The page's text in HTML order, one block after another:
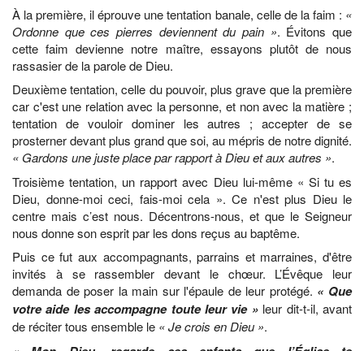
À la première, il éprouve une tentation banale, celle de la faim : «
Ordonne que ces pierres deviennent du pain ». Évitons que
cette faim devienne notre maître, essayons plutôt de nous
rassasier de la parole de Dieu.
Deuxième tentation, celle du pouvoir, plus grave que la première
car c'est une relation avec la personne, et non avec la matière ;
tentation de vouloir dominer les autres ; accepter de se
prosterner devant plus grand que soi, au mépris de notre dignité.
« Gardons une juste place par rapport à Dieu et aux autres ».
Troisième tentation, un rapport avec Dieu lui-même « Si tu es
Dieu, donne-moi ceci, fais-moi cela ». Ce n'est plus Dieu le
centre mais c’est nous. Décentrons-nous, et que le Seigneur
nous donne son esprit par les dons reçus au baptême.
Puis ce fut aux accompagnants, parrains et marraines, d'être
invités à se rassembler devant le chœur. L’Évêque leur
demanda de poser la main sur l'épaule de leur protégé. « Que
votre aide les accompagne toute leur vie »leur dit-t-il, avant
de réciter tous ensemble le « Je crois en Dieu ».